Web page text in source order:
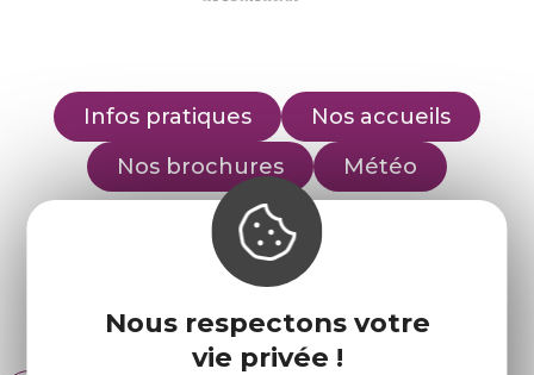
Nous respectons votre
vie privée !
Infos pratiques
Nos accueils
Nos brochures
Météo
Retrouvez-nous sur :
Espace pro Partenaires